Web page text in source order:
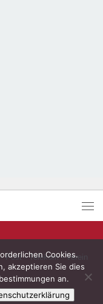
Post - Telekom - Verein
Cookies.
akzeptieren Sie dies
an.